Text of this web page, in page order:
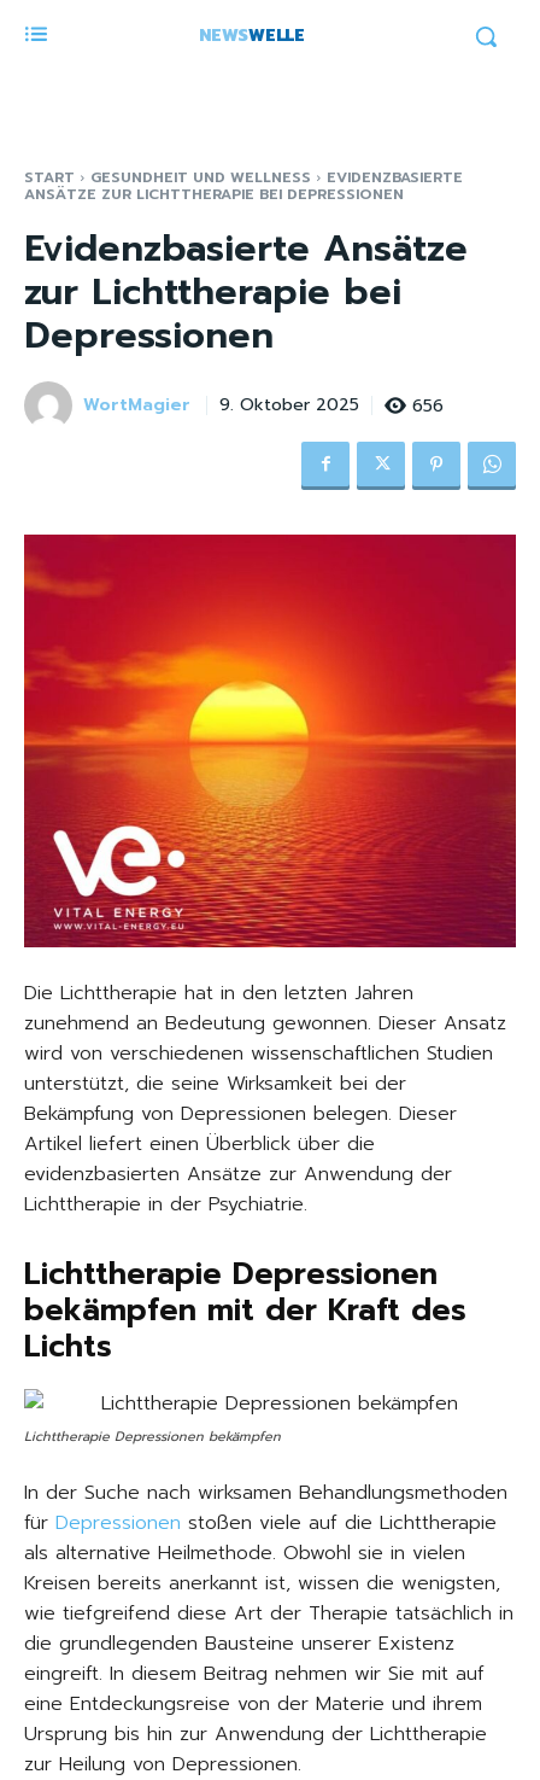
NEWSWELLE
START GESUNDHEIT UND WELLNESS EVIDENZBASIERTE
ANSÄTZE ZUR LICHTTHERAPIE BEI DEPRESSIONEN
Evidenzbasierte Ansätze
zur Lichttherapie bei
Depressionen
WortMagier 9. Oktober 2025 656
Die Lichttherapie hat in den letzten Jahren
zunehmend an Bedeutung gewonnen. Dieser Ansatz
wird von verschiedenen wissenschaftlichen Studien
unterstützt, die seine Wirksamkeit bei der
Bekämpfung von Depressionen belegen. Dieser
Artikel liefert einen Überblick über die
evidenzbasierten Ansätze zur Anwendung der
Lichttherapie in der Psychiatrie.
Lichttherapie Depressionen
bekämpfen mit der Kraft des
Lichts
Lichttherapie Depressionen bekämpfen
In der Suche nach wirksamen Behandlungsmethoden
für Depressionen stoßen viele auf die Lichttherapie
als alternative Heilmethode. Obwohl sie in vielen
Kreisen bereits anerkannt ist, wissen die wenigsten,
wie tiefgreifend diese Art der Therapie tatsächlich in
die grundlegenden Bausteine unserer Existenz
eingreift. In diesem Beitrag nehmen wir Sie mit auf
eine Entdeckungsreise von der Materie und ihrem
Ursprung bis hin zur Anwendung der Lichttherapie
zur Heilung von Depressionen.